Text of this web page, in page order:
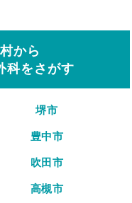
から
科をさがす
堺市
豊中市
吹田市
高槻市